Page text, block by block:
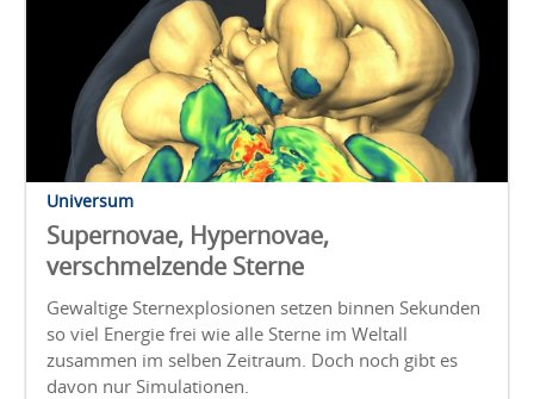
Universum
Supernovae, Hypernovae,
verschmelzende Sterne
Gewaltige Stern­explosionen setzen binnen Sekun­den
so viel Ener­gie frei wie alle Sterne im Welt­all
zusammen im selben Zeit­raum. Doch noch gibt es
davon nur Simulationen.